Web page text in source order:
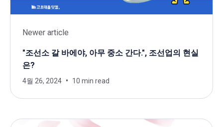
Newer article
"조선소 갈 바에야, 아무 중소 간다.", 조선업의 현실
은?
4월 26, 2024 10 min read